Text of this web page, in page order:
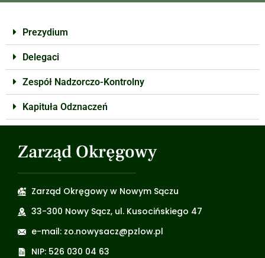
Prezydium
Delegaci
Zespół Nadzorczo-Kontrolny
Kapituła Odznaczeń
Zarząd Okręgowy
Zarząd Okręgowy w Nowym Sączu
33-300 Nowy Sącz, ul. Kusocińskiego 47
e-mail: zo.nowysacz@pzlow.pl
NIP: 526 030 04 63